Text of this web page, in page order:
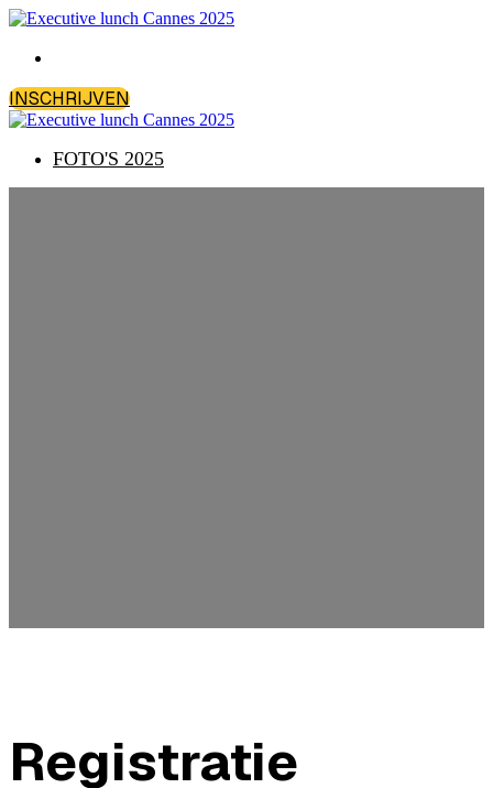
INSCHRIJVEN
FOTO'S 2025
Registratie